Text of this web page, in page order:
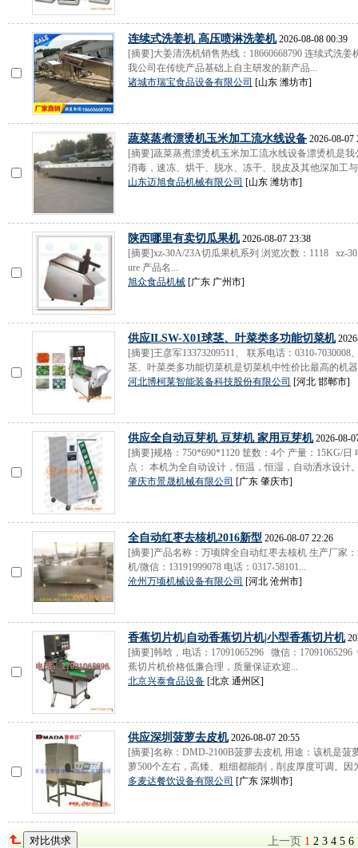
连续式洗姜机 高压喷淋洗姜机2026-08-08 00:39
[摘要]大姜清洗机销售热线：18660668790 连续式洗
我公司在传统产品基础上自主研发的新产品...
诸城市瑞宝食品设备有限公司 [山东 潍坊市]
蔬菜蒸煮漂烫机玉米加工流水线设备 2026-08-07
[摘要]蔬菜蒸煮漂烫机玉米加工流水线设备漂烫机是
消毒，速冻、烘干、脱水、冻干、脱皮及其他深加工
山东迈旭食品机械有限公司 [山东 潍坊市]
陕西哪里有卖切瓜果机2026-08-07 23:38
[摘要]xz-30A/23A切瓜果机系列 浏览次数：1118 xz-
ure 产品名...
旭众食品机械 [广东 广州市]
供应ILSW-X01球茎、叶菜类多功能切菜机
[摘要]王彦军13373209511、 联系电话：0310-7030008
茎、叶菜类多功能切菜机是切菜机中性价比最高的机
河北博柯莱智能装备科技股份有限公司 [河北 邯郸市]
供应全自动豆芽机 豆芽机 家用豆芽机2026-08-
[摘要]规格：750*690*1120 筐数：4个 产量：15KG/
点： 本机为全自动设计，恒温，恒湿，自动洒水设计
肇庆市景晟机械有限公司 [广东 肇庆市]
全自动红枣去核机2016新型 2026-08-07 22:26
[摘要]产品名称：万顷牌全自动红枣去核机 生产厂家
机/微信：13191999078 电话：0317-58101...
沧州万顷机械设备有限公司 [河北 沧州市]
香蕉切片机|自动香蕉切片机|小型香蕉切片机
[摘要]韩晗，电话：17091065296 微信：
蕉切片机价格低廉合理，质量保证欢迎...
北京兴泰食品设备 [北京 通州区]
供应深圳菠萝去皮机2026-08-07 20:55
[摘要]名称：DMD-2100B菠萝去皮机 用途：该机是
萝500个左右，高矮、粗细都能削，削皮厚度可调。因
多麦达餐饮设备有限公司 [广东 深圳市]
上一页 1 2 3 4 5 6